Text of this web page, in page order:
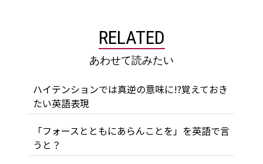
RELATED
あわせて読みたい
ハイテンションでは真逆の意味に!?覚えておき
たい英語表現
「フォースとともにあらんことを」を英語で言
うと？